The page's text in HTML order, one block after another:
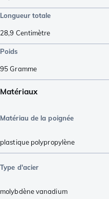
Longueur totale
28,9 Centimètre
Poids
95Gramme
Matériaux
Matériau de la poignée
plastique polypropylène
Type d'acier
molybdène vanadium